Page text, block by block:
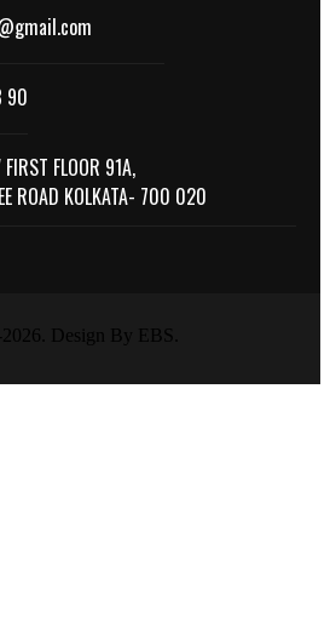
90
FLOOR 91A,
ROAD KOLKATA- 700 020
Design By EBS.